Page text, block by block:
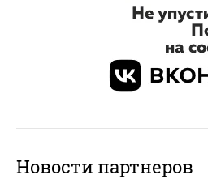
Новости партнеров